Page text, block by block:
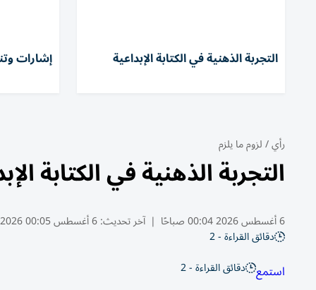
التجربة الذهنية في الكتابة الإبداعية إشارات
رأي/لزوم ما يلزم
التجربة الذهنية في الكتابة
6 أغسطس 2026 00:04 صباحًا | آخر تحديث:6 أغسطس 00:05 2026
دقائق القراءة - 2
استمع دقائق القراءة - 2